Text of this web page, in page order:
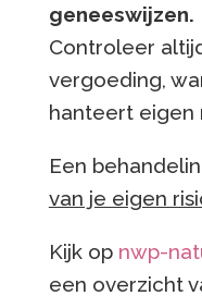
geneeswijzen.
Controleer
vergoeding,
hanteert eigen
Een
van je eigen
Kijk op nwp-
een overzicht